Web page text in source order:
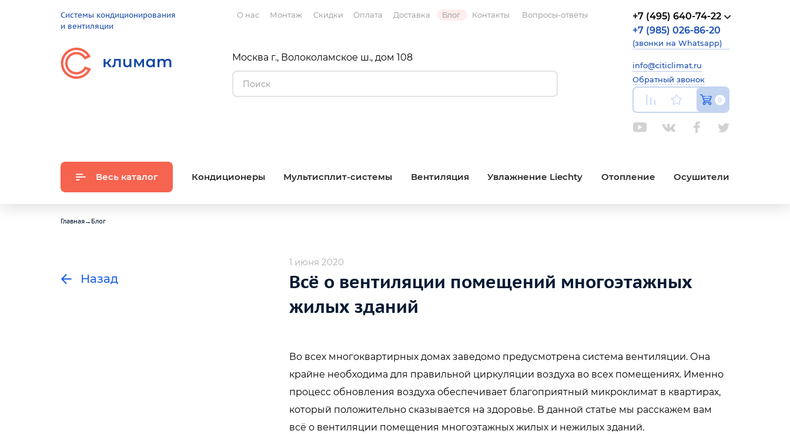
Системы кондиционирования
и вентиляции
О нас Монтаж Скидки Оплата Доставка Блог Контакты Вопросы-ответы
Москва г., Волоколамское ш., дом 108
+7 (495) 640-74-22
+7 (985) 026-86-20
(звонки на Whatsapp)
info@citiclimat.ru
Обратный звонок
0
Весь каталог Кондиционеры Мультисплит-системы Вентиляция Увлажнение Liechty Отопление Осушители
Главная→ Блог
Назад
1 июня 2020
Всё о вентиляции помещений многоэтажных
жилых зданий
Во всех многоквартирных домах заведомо предусмотрена система вентиляции. Она
крайне необходима для правильной циркуляции воздуха во всех помещениях. Именно
процесс обновления воздуха обеспечивает благоприятный микроклимат в квартирах,
который положительно сказывается на здоровье. В данной статье мы расскажем вам
всё о вентиляции помещения многоэтажных жилых и нежилых зданий.